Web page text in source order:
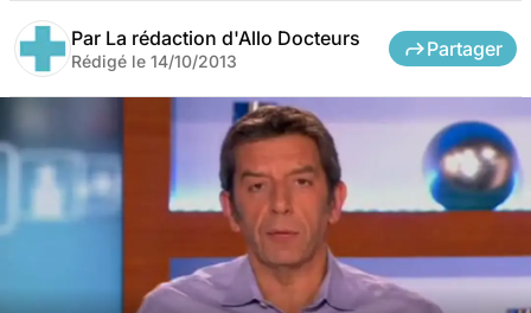
Par La rédaction d'Allo Docteurs
Rédigé le 14/10/2013
Partager